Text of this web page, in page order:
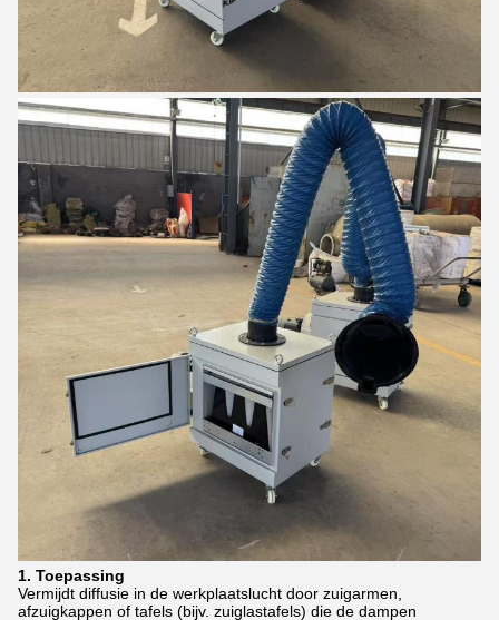
1. Toepassing
Vermijdt diffusie in de werkplaatslucht door zuigarmen,
afzuigkappen of tafels (bijv. zuiglastafels) die de dampen